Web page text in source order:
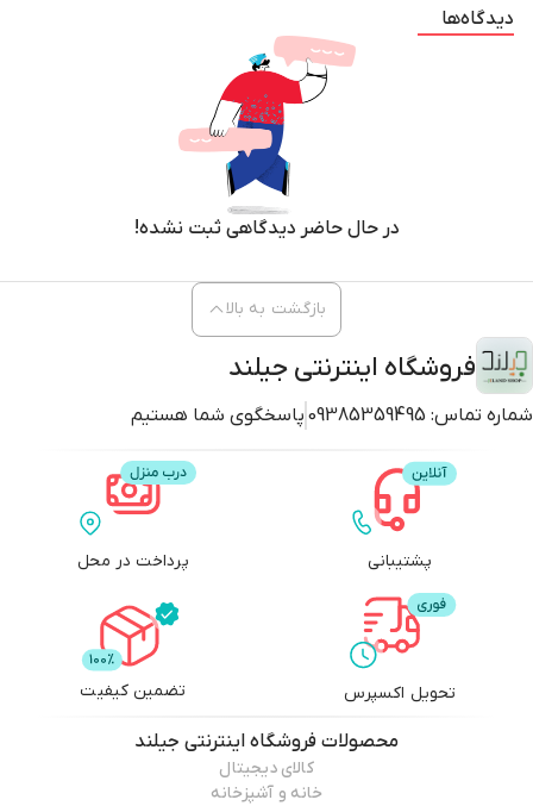
دیدگاه‌ها
در حال حاضر دیدگاهی ثبت نشده!
فروشگاه اینترنتی جیلند
شماره تماس: 09385359495 پاسخگوی شما هستیم
بازگشت به بالا
پشتیبانی پرداخت در محل
تحویل اکسپرس تضمین کیفیت
محصولات فروشگاه اینترنتی جیلند
کالای دیجیتال
خانه و آشپزخانه